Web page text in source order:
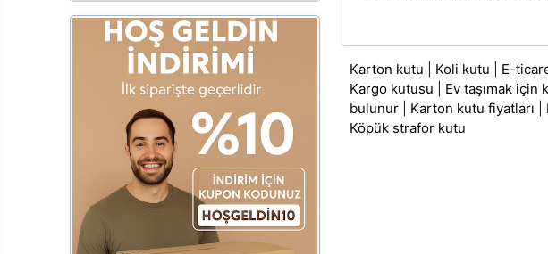
Karton kutu Koli kutu E-
Kargo kutusu
Ev taşımak için
bulunur| Karton kutu fiyatları
Köpük strafor kutu